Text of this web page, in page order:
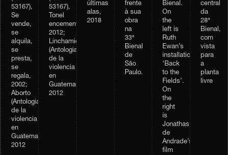
53167),
Se
vende,
se
alquila,
se
presta,
se
regala,
2002;
Aborto
(Antologia
de la
violencia
en
Guatemala),
2012
53167),
Tonel
encementado,
2012;
Linchamiento
(Antologia
de la
violencia
en
Guatemala),
2012
últimas
alas,
2018
frente
à sua
obra
na
33ª
Bienal
de
São
Paulo.
Bienal.
On
the
left is
Ruth
Ewan’s
installation
‘Back
to the
Fields’.
On
the
right
is
Jonathas
de
Andrade’s
film
central
da
28ª
Bienal,
com
vista
para
a
planta
livre